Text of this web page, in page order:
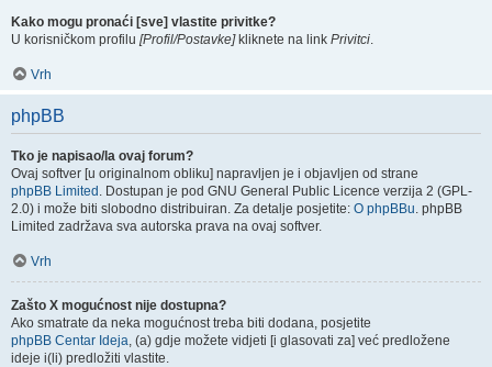
Kako mogu pronaći [sve] vlastite privitke?
U korisničkom profilu [Profil/Postavke]kliknete na link Privitci.
Vrh
phpBB
Tko je napisao/la ovaj forum?
Ovaj softver [u originalnom obliku] napravljen je i objavljen od strane
phpBB Limited . Dostupan je pod GNU General Public Licence verzija 2 (GPL-
2.0) i može biti slobodno distribuiran. Za detalje posjetite: O phpBBu. phpBB
Limited zadržava sva autorska prava na ovaj softver.
Vrh
Zašto X mogućnost nije dostupna?
Ako smatrate da neka mogućnost treba biti dodana, posjetite
phpBB Centar Ideja, (a) gdje možete vidjeti [i glasovati za] već predložene
ideje i(li) predložiti vlastite.